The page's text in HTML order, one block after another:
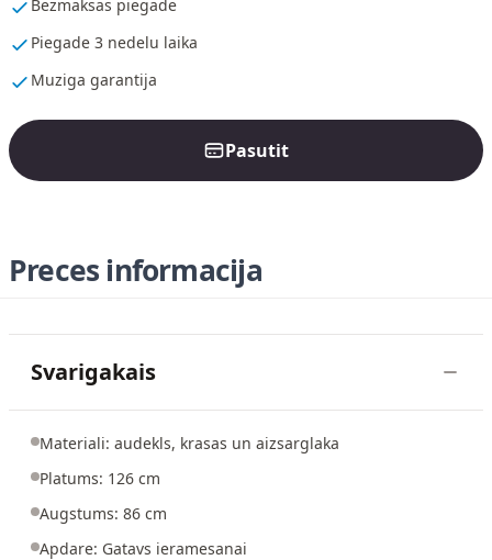
Bezmaksas piegade
Piegade 3 nedelu laika
Muziga garantija
Pasutit
Preces informacija
Svarigakais
Materiali: audekls, krasas un aizsarglaka
Platums: 126 cm
Augstums: 86 cm
Apdare: Gatavs ieramesanai